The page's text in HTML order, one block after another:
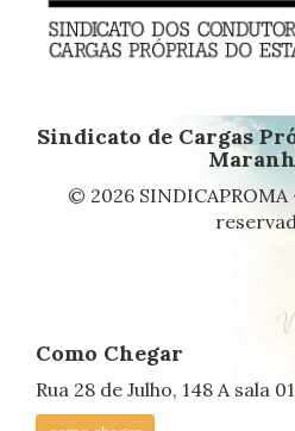
Sindicato de Cargas
© 2026
Como Chegar
Rua 28 de Julho, 148 A sala